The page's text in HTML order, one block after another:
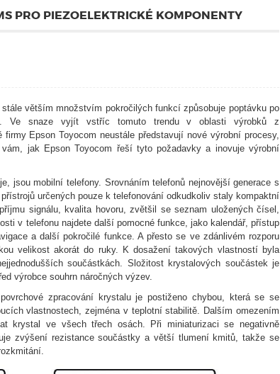
PRO PIEZOELEKTRICKÉ KOMPONENTY
větším množstvím pokročilých funkcí způsobuje poptávku po
Ve snaze vyjít vstříc tomuto trendu v oblasti výrobků z
Epson Toyocom neustále představují nové výrobní procesy,
jak Epson Toyocom řeší tyto požadavky a inovuje výrobní
jsou mobilní telefony. Srovnáním telefonů nejnovější generace s
určených pouze k telefonování odkudkoliv staly kompaktní
signálu, kvalita hovoru, zvětšil se seznam uložených čísel,
v telefonu najdete další pomocné funkce, jako kalendář, přístup
a další pokročilé funkce. A přesto se ve zdánlivém rozporu
velikost akorát do ruky. K dosažení takových vlastností byla
součástkách. Složitost krystalových součástek je
výrobce souhrn náročných výzev.
zpracování krystalu je postiženo chybou, která se se
vlastnostech, zejména v teplotní stabilitě. Dalším omezením
krystal ve všech třech osách. Při miniaturizaci se negativně
zvýšení rezistance součástky a větší tlumení kmitů, takže se